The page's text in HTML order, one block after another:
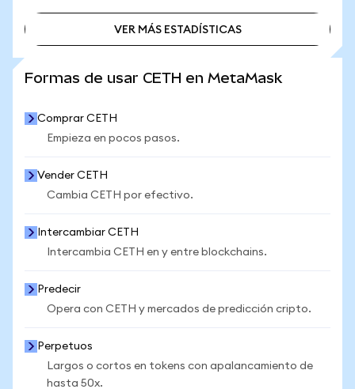
VER MÁS ESTADÍSTICAS
Formas de usar CETH en MetaMask
Comprar CETH
Empieza en pocos pasos.
Vender CETH
Cambia CETH por efectivo.
Intercambiar CETH
Intercambia CETH en y entre blockchains.
Predecir
Opera con CETH y mercados de predicción cripto.
Perpetuos
Largos o cortos en tokens con apalancamiento de
hasta 50x.